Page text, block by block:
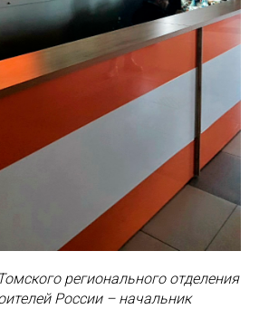
регионального отделения
России – начальник